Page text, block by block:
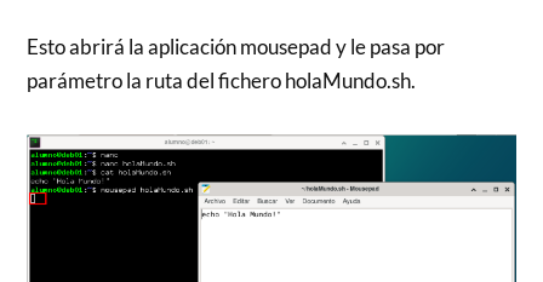
Esto abrirá la aplicación mousepad y le pasa por
parámetro la ruta del fichero holaMundo.sh.